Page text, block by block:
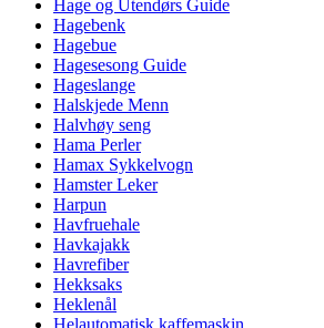
Hage og Utendørs Guide
Hagebenk
Hagebue
Hagesesong Guide
Hageslange
Halskjede Menn
Halvhøy seng
Hama Perler
Hamax Sykkelvogn
Hamster Leker
Harpun
Havfruehale
Havkajakk
Havrefiber
Hekksaks
Heklenål
Helautomatisk kaffemaskin